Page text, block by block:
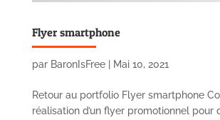
Flyer smartphone
par BaronIsFree| Mai 10, 2021
Retour au portfolio Flyer smartphone
réalisation d’un flyer promotionnel pour